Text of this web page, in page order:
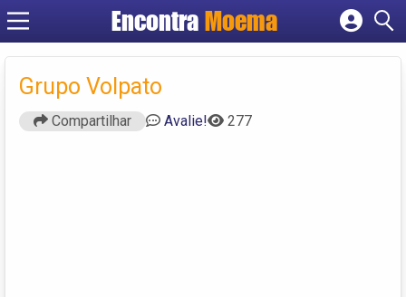
Encontra Moema
Grupo Volpato
Compartilhar Avalie! 277